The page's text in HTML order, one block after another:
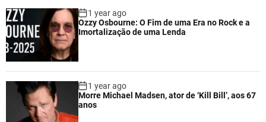
1 year ago
Ozzy Osbourne: O Fim de uma Era no Rock e a
Imortalização de uma Lenda
1 year ago
Morre Michael Madsen, ator de ‘Kill Bill’, aos 67
anos